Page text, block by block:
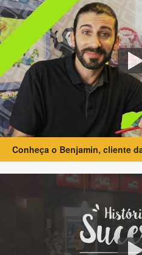
Conheça o Benjamin, cliente